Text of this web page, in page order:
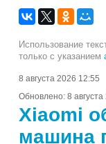
Использование
только с указанием
8 августа 2026 12:55
Обновлено: 8
Xiaomi
машина